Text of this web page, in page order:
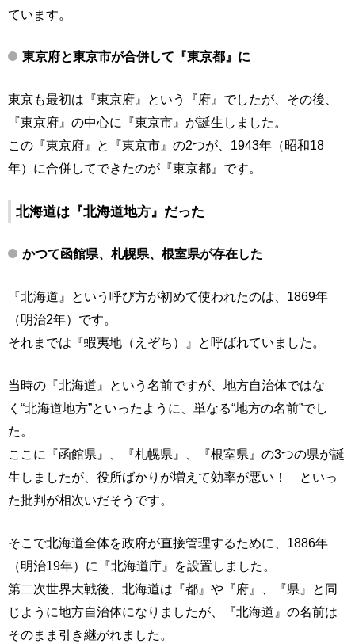
ています。
東京府と東京市が合併して『東京都』に
東京も最初は『東京府』という『府』でしたが、その後、
『東京府』の中心に『東京市』が誕生しました。
この『東京府』と『東京市』の2つが、1943年（昭和18
年）に合併してできたのが『東京都』です。
北海道は『北海道地方』だった
かつて函館県、札幌県、根室県が存在した
『北海道』という呼び方が初めて使われたのは、1869年
（明治2年）です。
それまでは『蝦夷地（えぞち）』と呼ばれていました。
当時の『北海道』という名前ですが、地方自治体ではな
く“北海道地方”といったように、単なる“地方の名前”でし
た。
ここに『函館県』、『札幌県』、『根室県』の3つの県が誕
生しましたが、役所ばかりが増えて効率が悪い！ といっ
た批判が相次いだそうです。
そこで北海道全体を政府が直接管理するために、1886年
（明治19年）に『北海道庁』を設置しました。
第二次世界大戦後、北海道は『都』や『府』、『県』と同
じように地方自治体になりましたが、『北海道』の名前は
そのまま引き継がれました。